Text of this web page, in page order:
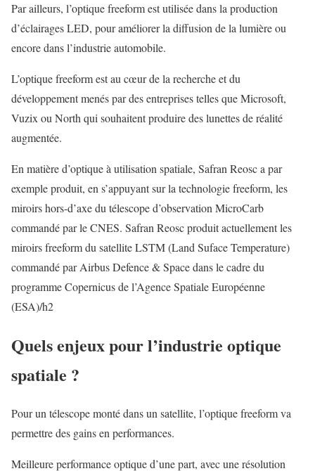
Par ailleurs, l’optique freeform est utilisée dans la production
d’éclairages LED, pour améliorer la diffusion de la lumière ou
encore dans l’industrie automobile.
L’optique freeform est au cœur de la recherche et du
développement menés par des entreprises telles que Microsoft,
Vuzix ou North qui souhaitent produire des lunettes de réalité
augmentée.
En matière d’optique à utilisation spatiale, Safran Reosc a par
exemple produit, en s’appuyant sur la technologie freeform, les
miroirs hors-d’axe du télescope d’observation MicroCarb
commandé par le CNES. Safran Reosc produit actuellement les
miroirs freeform du satellite LSTM (Land Suface Temperature)
commandé par Airbus Defence & Space dans le cadre du
programme Copernicus de l’Agence Spatiale Européenne
(ESA)/h2
Quels enjeux pour l’industrie optique
spatiale ?
Pour un télescope monté dans un satellite, l’optique freeform va
permettre des gains en performances.
Meilleure performance optique d’une part, avec une résolution